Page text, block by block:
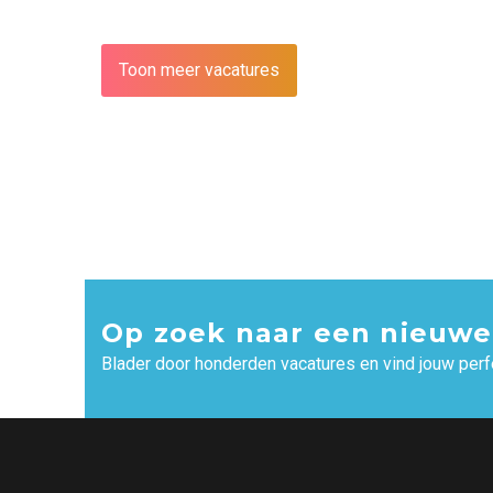
Toon meer vacatures
Op zoek naar een
Blader door honderden vacatures en vind jouw